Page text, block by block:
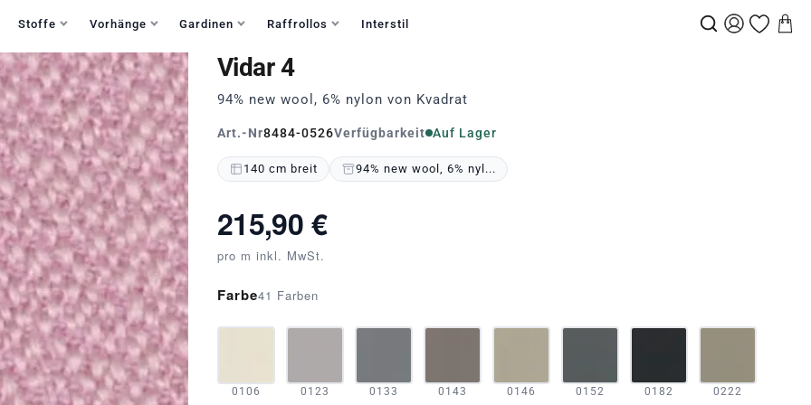
Stoffe Vorhänge Gardinen Raffrollos Interstil
Vidar 4
94% new wool, 6% nylon von Kvadrat
Art.-Nr8484-0526Verfügbarkeit Auf Lager
140 cm breit 94% new wool, 6% nyl...
215,90 €
pro m inkl. MwSt.
Farbe41 Farben
0106 0123 0133 0143 0146 0152 0182 0222